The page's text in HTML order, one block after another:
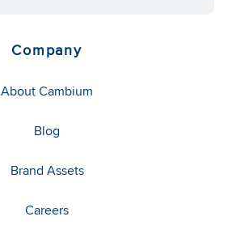
Company
About Cambium
Blog
Brand Assets
Careers